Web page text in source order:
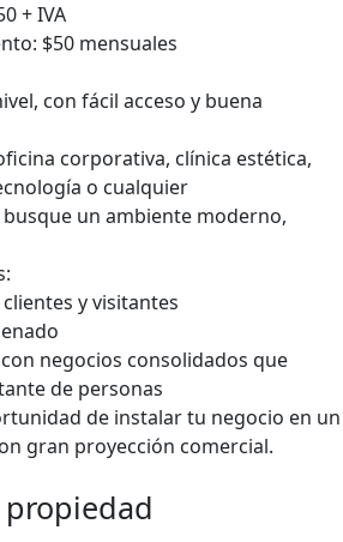
+ IVA
$50 mensuales
con fácil acceso y buena
corporativa, clínica estética,
o cualquier
un ambiente moderno,
y visitantes
negocios consolidados que
de personas
de instalar tu negocio en un
gran proyección comercial.